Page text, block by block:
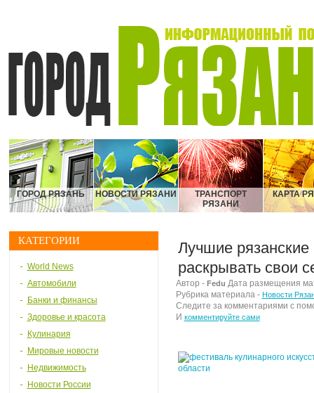
ГОРОД РЯЗАНЬ НОВОСТИ РЯЗАНИ
ТРАНСПОРТ
РЯЗАНИ
КАРТА
КАТЕГОРИИ
World News
Автомобили
Банки и финансы
Здоровье и красота
Кулинария
Мировые новости
Недвижимость
Новости России
Лучшие
раскрывать свои
Автор - Fedu Дата размещения
Рубрика материала - Новости
Следите за комментариями с
И комментируйте сами